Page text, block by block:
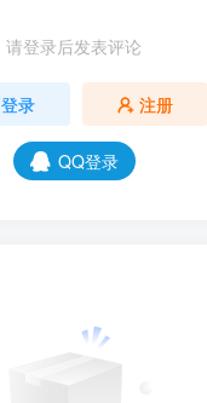
请登录后发表评论
登录 注册
QQ登录